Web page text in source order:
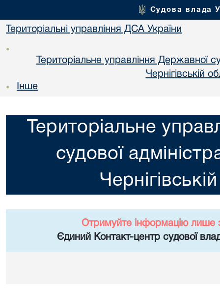
Судова влада
Територіальні управління ДСА України
•
Територіальне управління Державної
Чернiгiвській
• Інше
Територіальне
судової
Отримуйте інформацію лише
Єдиний Контакт-центр судової